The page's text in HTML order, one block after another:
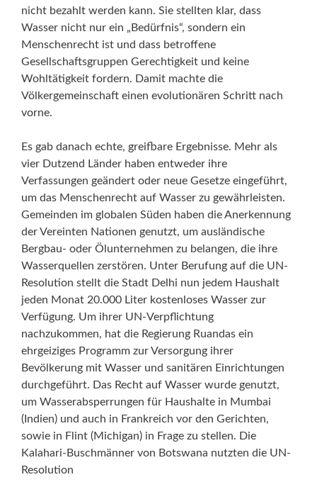
nicht bezahlt werden kann. Sie stellten klar, dass
Wasser nicht nur ein „Bedürfnis“, sondern ein
Menschenrecht ist und dass betroffene
Gesellschaftsgruppen Gerechtigkeit und keine
Wohltätigkeit fordern. Damit machte die
Völkergemeinschaft einen evolutionären Schritt nach
vorne.
Es gab danach echte, greifbare Ergebnisse. Mehr als
vier Dutzend Länder haben entweder ihre
Verfassungen geändert oder neue Gesetze eingeführt,
um das Menschenrecht auf Wasser zu gewährleisten.
Gemeinden im globalen Süden haben die Anerkennung
der Vereinten Nationen genutzt, um ausländische
Bergbau- oder Ölunternehmen zu belangen, die ihre
Wasserquellen zerstören. Unter Berufung auf die UN-
Resolution stellt die Stadt Delhi nun jedem Haushalt
jeden Monat 20.000 Liter kostenloses Wasser zur
Verfügung. Um ihrer UN-Verpflichtung
nachzukommen, hat die Regierung Ruandas ein
ehrgeiziges Programm zur Versorgung ihrer
Bevölkerung mit Wasser und sanitären Einrichtungen
durchgeführt. Das Recht auf Wasser wurde genutzt,
um Wasserabsperrungen für Haushalte in Mumbai
(Indien) und auch in Frankreich vor den Gerichten,
sowie in Flint (Michigan) in Frage zu stellen. Die
Kalahari-Buschmänner von Botswana nutzten die UN-
Resolution